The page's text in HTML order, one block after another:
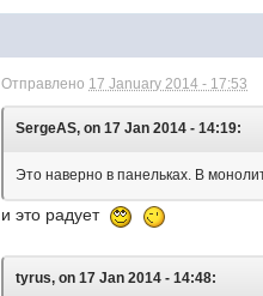
Отправлено 17 January 2014 - 17:53
SergeAS, on 17 Jan 2014 - 14:19:
Это наверно в панельках. В
и это радует
tyrus, on 17 Jan 2014 - 14:48: